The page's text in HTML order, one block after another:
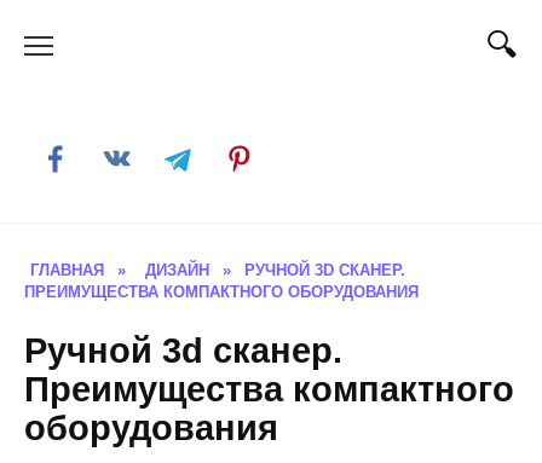
ГЛАВНАЯ » ДИЗАЙН »
РУЧНОЙ 3D СКАНЕР.
ПРЕИМУЩЕСТВА КОМПАКТНОГО ОБОРУДОВАНИЯ
Ручной 3d сканер.
Преимущества компактного
оборудования